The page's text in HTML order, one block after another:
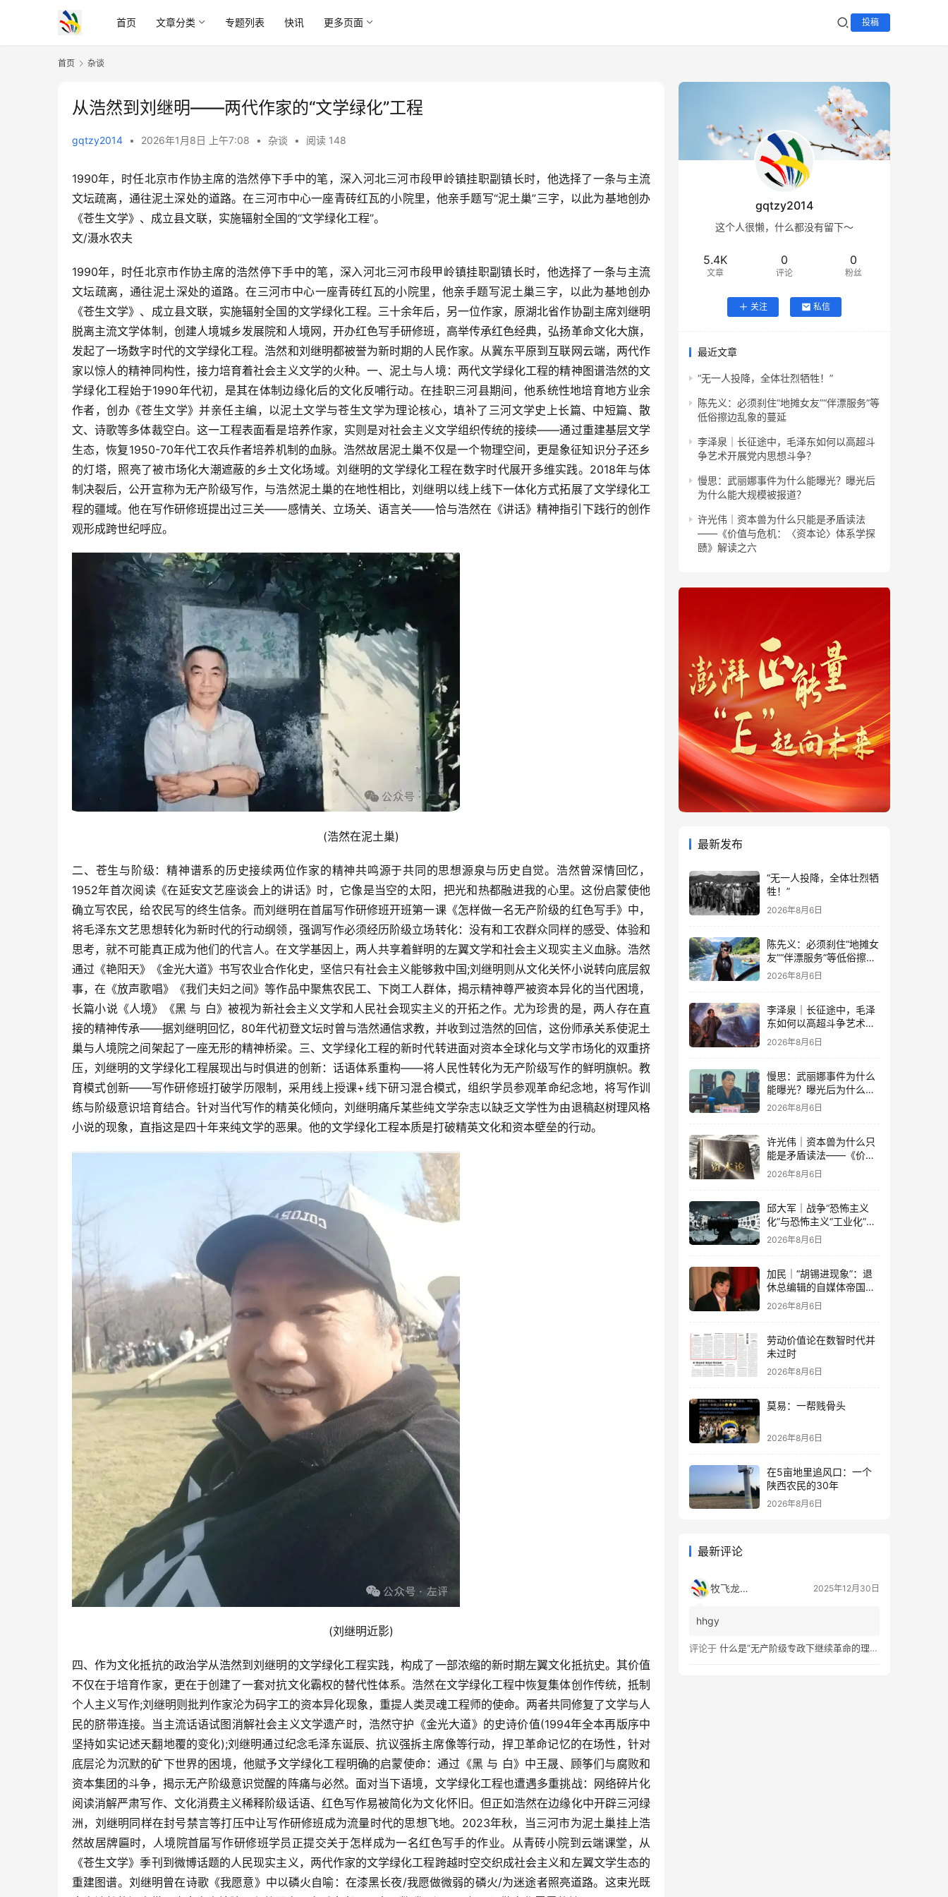
首页 文章分类 专题列表 快讯 更多页面 投稿
首页 杂谈
从浩然到刘继明——两代作家的“文学绿化”工程
gqtzy2014 • 2026年1月8日 上午7:08 • 杂谈 • 阅读 148
1990年，时任北京市作协主席的浩然停下手中的笔，深入河北三河市段甲岭镇挂职副镇长时，他选择了一条与主流
文坛疏离，通往泥土深处的道路。在三河市中心一座青砖红瓦的小院里，他亲手题写“泥土巢”三字，以此为基地创办
《苍生文学》、成立县文联，实施辐射全国的“文学绿化工程”。
文/滠水农夫
1990年，时任北京市作协主席的浩然停下手中的笔，深入河北三河市段甲岭镇挂职副镇长时，他选择了一条与主流
文坛疏离，通往泥土深处的道路。在三河市中心一座青砖红瓦的小院里，他亲手题写泥土巢三字，以此为基地创办
《苍生文学》、成立县文联，实施辐射全国的文学绿化工程。三十余年后，另一位作家，原湖北省作协副主席刘继明
脱离主流文学体制，创建人境城乡发展院和人境网，开办红色写手研修班，高举传承红色经典，弘扬革命文化大旗，
发起了一场数字时代的文学绿化工程。浩然和刘继明都被誉为新时期的人民作家。从冀东平原到互联网云端，两代作
家以惊人的精神同构性，接力培育着社会主义文学的火种。一、泥土与人境：两代文学绿化工程的精神图谱浩然的文
学绿化工程始于1990年代初，是其在体制边缘化后的文化反哺行动。在挂职三河县期间，他系统性地培育地方业余
作者，创办《苍生文学》并亲任主编，以泥土文学与苍生文学为理论核心，填补了三河文学史上长篇、中短篇、散
文、诗歌等多体裁空白。这一工程表面看是培养作家，实则是对社会主义文学组织传统的接续——通过重建基层文学
生态，恢复1950-70年代工农兵作者培养机制的血脉。浩然故居泥土巢不仅是一个物理空间，更是象征知识分子还乡
的灯塔，照亮了被市场化大潮遮蔽的乡土文化场域。刘继明的文学绿化工程在数字时代展开多维实践。2018年与体
制决裂后，公开宣称为无产阶级写作，与浩然泥土巢的在地性相比，刘继明以线上线下一体化方式拓展了文学绿化工
程的疆域。他在写作研修班提出过三关——感情关、立场关、语言关——恰与浩然在《讲话》精神指引下践行的创作
观形成跨世纪呼应。
(浩然在泥土巢)
二、苍生与阶级：精神谱系的历史接续两位作家的精神共鸣源于共同的思想源泉与历史自觉。浩然曾深情回忆，
1952年首次阅读《在延安文艺座谈会上的讲话》时，它像是当空的太阳，把光和热都融进我的心里。这份启蒙使他
确立写农民，给农民写的终生信条。而刘继明在首届写作研修班开班第一课《怎样做一名无产阶级的红色写手》中，
将毛泽东文艺思想转化为新时代的行动纲领，强调写作必须经历阶级立场转化：没有和工农群众同样的感受、体验和
思考，就不可能真正成为他们的代言人。在文学基因上，两人共享着鲜明的左翼文学和社会主义现实主义血脉。浩然
通过《艳阳天》《金光大道》书写农业合作化史，坚信只有社会主义能够救中国;刘继明则从文化关怀小说转向底层叙
事，在《放声歌唱》《我们夫妇之间》等作品中聚焦农民工、下岗工人群体，揭示精神尊严被资本异化的当代困境，
长篇小说《人境》《黑 与 白》被视为新社会主义文学和人民社会现实主义的开拓之作。尤为珍贵的是，两人存在直
接的精神传承——据刘继明回忆，80年代初登文坛时曾与浩然通信求教，并收到过浩然的回信，这份师承关系使泥土
巢与人境院之间架起了一座无形的精神桥梁。三、文学绿化工程的新时代转进面对资本全球化与文学市场化的双重挤
压，刘继明的文学绿化工程展现出与时俱进的创新：话语体系重构——将人民性转化为无产阶级写作的鲜明旗帜。教
育模式创新——写作研修班打破学历限制，采用线上授课+线下研习混合模式，组织学员参观革命纪念地，将写作训
练与阶级意识培育结合。针对当代写作的精英化倾向，刘继明痛斥某些纯文学杂志以缺乏文学性为由退稿赵树理风格
小说的现象，直指这是四十年来纯文学的恶果。他的文学绿化工程本质是打破精英文化和资本壁垒的行动。
(刘继明近影)
四、作为文化抵抗的政治学从浩然到刘继明的文学绿化工程实践，构成了一部浓缩的新时期左翼文化抵抗史。其价值
不仅在于培育作家，更在于创建了一套对抗文化霸权的替代性体系。浩然在文学绿化工程中恢复集体创作传统，抵制
个人主义写作;刘继明则批判作家沦为码字工的资本异化现象，重提人类灵魂工程师的使命。两者共同修复了文学与人
民的脐带连接。当主流话语试图消解社会主义文学遗产时，浩然守护《金光大道》的史诗价值(1994年全本再版序中
坚持如实记述天翻地覆的变化);刘继明通过纪念毛泽东诞辰、抗议强拆主席像等行动，捍卫革命记忆的在场性，针对
底层沦为沉默的矿下世界的困境，他赋予文学绿化工程明确的启蒙使命：通过《黑 与 白》中王晟、顾筝们与腐败和
资本集团的斗争，揭示无产阶级意识觉醒的阵痛与必然。面对当下语境，文学绿化工程也遭遇多重挑战：网络碎片化
阅读消解严肃写作、文化消费主义稀释阶级话语、红色写作易被简化为文化怀旧。但正如浩然在边缘化中开辟三河绿
洲，刘继明同样在封号禁言等打压中让写作研修班成为流量时代的思想飞地。2023年秋，当三河市为泥土巢挂上浩
然故居牌匾时，人境院首届写作研修班学员正提交关于怎样成为一名红色写手的作业。从青砖小院到云端课堂，从
《苍生文学》季刊到微博话题的人民现实主义，两代作家的文学绿化工程跨越时空交织成社会主义和左翼文学生态的
重建图谱。刘继明曾在诗歌《我愿意》中以磷火自喻：在漆黑长夜/我愿做微弱的磷火/为迷途者照亮道路。这束光既
gqtzy2014
这个人很懒，什么都没有留下～
5.4K
文章
0
评论
0
粉丝
关注 私信
最近文章
“无一人投降，全体壮烈牺牲！”
陈先义：必须刹住“地摊女友”“伴漂服务”等
低俗擦边乱象的蔓延
李泽泉｜长征途中，毛泽东如何以高超斗
争艺术开展党内思想斗争？
慢思：武丽娜事件为什么能曝光？曝光后
为什么能大规模被报道？
许光伟｜资本兽为什么只能是矛盾读法
——《价值与危机：〈资本论〉体系学探
赜》解读之六
最新发布
“无一人投降，全体壮烈牺
牲！”
2026年8月6日
陈先义：必须刹住“地摊女
友”“伴漂服务”等低俗擦边
乱象的蔓延
2026年8月6日
李泽泉｜长征途中，毛泽
东如何以高超斗争艺术开
展党内思想斗争？
2026年8月6日
慢思：武丽娜事件为什么
能曝光？曝光后为什么能
大规模被报道？
2026年8月6日
许光伟｜资本兽为什么只
能是矛盾读法——《价值
与危机：〈资本论〉体系
学探赜》解读之六
2026年8月6日
邱大军｜战争“恐怖主义
化”与恐怖主义“工业化”
——2026年混合冲突模式
2026年8月6日
加民｜“胡锡进现象”：退
休总编辑的自媒体帝国与
公私边界之问
2026年8月6日
劳动价值论在数智时代并
未过时
2026年8月6日
莫易：一帮贱骨头
2026年8月6日
在5亩地里追风口：一个
陕西农民的30年
2026年8月6日
最新评论
牧飞龙ae 2025年12月30日
hhgy
评论于 什么是“无产阶级专政下继续革命的理论”？